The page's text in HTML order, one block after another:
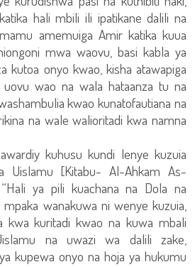
hali mbili ili ipatikane dalili na
amemuiga Amir katika kuua
mwa waovu, basi kabla ya
kutoa onyo kwao, kisha atawapiga
wao na wala hataanza tu na
kwao kunatofautiana na
na wale walioritadi kwa namna
kuhusu kundi lenye kuzuia
Uislamu [Kitabu- Al-Ahkam As-
ya pili kuachana na Dola na
wanakuwa ni wenye kuzuia,
kwa kuritadi kwao na kuwa mbali
na uwazi wa dalili zake,
kupewa onyo na hoja ya hukumu